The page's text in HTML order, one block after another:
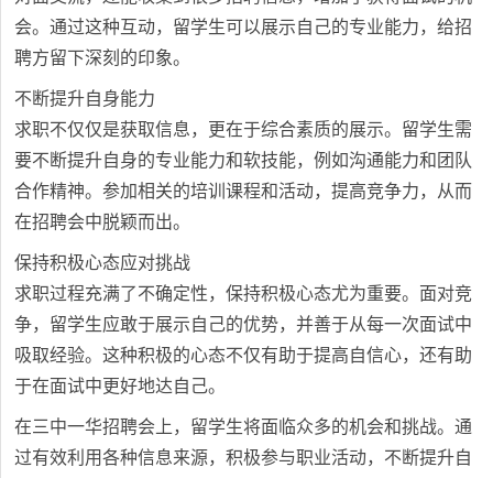
会。通过这种互动，留学生可以展示自己的专业能力，给招
聘方留下深刻的印象。
不断提升自身能力
求职不仅仅是获取信息，更在于综合素质的展示。留学生需
要不断提升自身的专业能力和软技能，例如沟通能力和团队
合作精神。参加相关的培训课程和活动，提高竞争力，从而
在招聘会中脱颖而出。
保持积极心态应对挑战
求职过程充满了不确定性，保持积极心态尤为重要。面对竞
争，留学生应敢于展示自己的优势，并善于从每一次面试中
吸取经验。这种积极的心态不仅有助于提高自信心，还有助
于在面试中更好地达自己。
在三中一华招聘会上，留学生将面临众多的机会和挑战。通
过有效利用各种信息来源，积极参与职业活动，不断提升自